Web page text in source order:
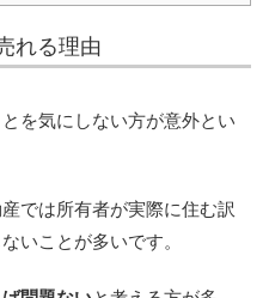
れる理由
を気にしない方が意外とい
では所有者が実際に住む訳
いことが多いです。